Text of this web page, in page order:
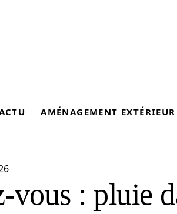
AMÉNAGEMENT EXTÉRIEUR
vous : pluie